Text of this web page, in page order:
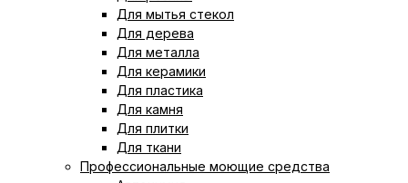
Для мытья стекол
Для дерева
Для металла
Для керамики
Для пластика
Для камня
Для плитки
Для ткани
Профессиональные моющие средства